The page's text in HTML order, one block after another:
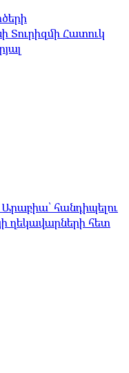
Տուրիզմի Հատուկ
հանդիպելու
ղեկավարների հետ